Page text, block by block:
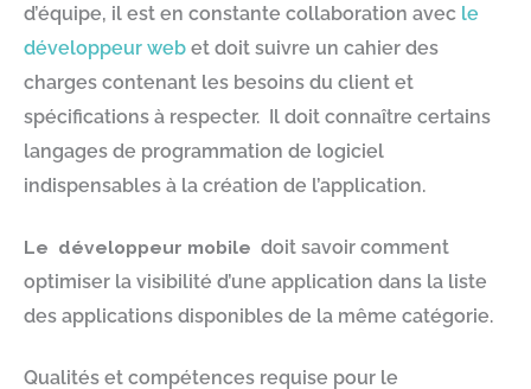
d’équipe, il est en constante collaboration avec le
développeur web et doit suivre un cahier des
charges contenant les besoins du client et
spécifications à respecter. Il doit connaître certains
langages de programmation de logiciel
indispensables à la création de l’application.
Le développeur mobile doit savoir comment
optimiser la visibilité d’une application dans la liste
des applications disponibles de la même catégorie.
Qualités et compétences requise pour le